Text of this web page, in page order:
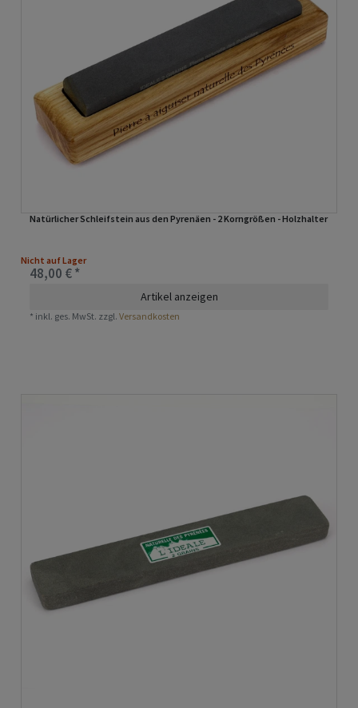
Natürlicher Schleifstein aus den Pyrenäen - 2 Korngrößen - Holzhalter
Nicht auf Lager
48,00 € *
Artikel anzeigen
* inkl. ges. MwSt. zzgl.Versandkosten